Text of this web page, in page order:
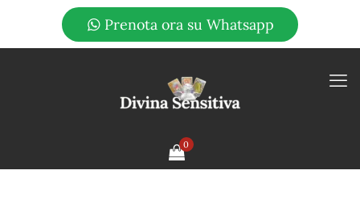
Prenota ora su Whatsapp
0